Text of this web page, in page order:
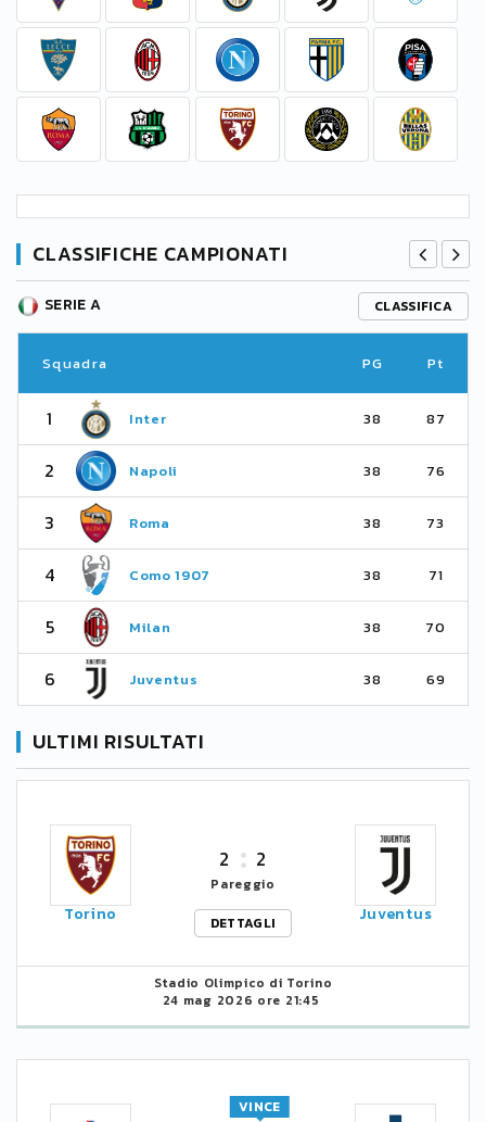
CLASSIFICHE CAMPIONATI
SERIE A CLASSIFICA
Squadra PG Pt
1 Inter 38 87
2 Napoli 38 76
3 Roma 38 73
4 Como 1907 38 71
5 Milan 38 70
6 Juventus 38 69
ULTIMI RISULTATI
Torino
2 2
Pareggio
DETTAGLI
Juventus
Stadio Olimpico di Torino
24 mag 2026 ore 21:45
VINCE